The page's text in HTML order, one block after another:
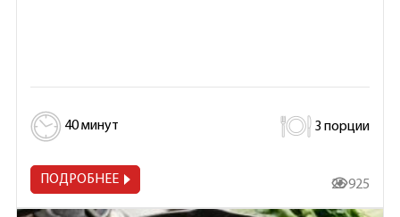
40 минут 3 порции
ПОДРОБНЕЕ 26 925